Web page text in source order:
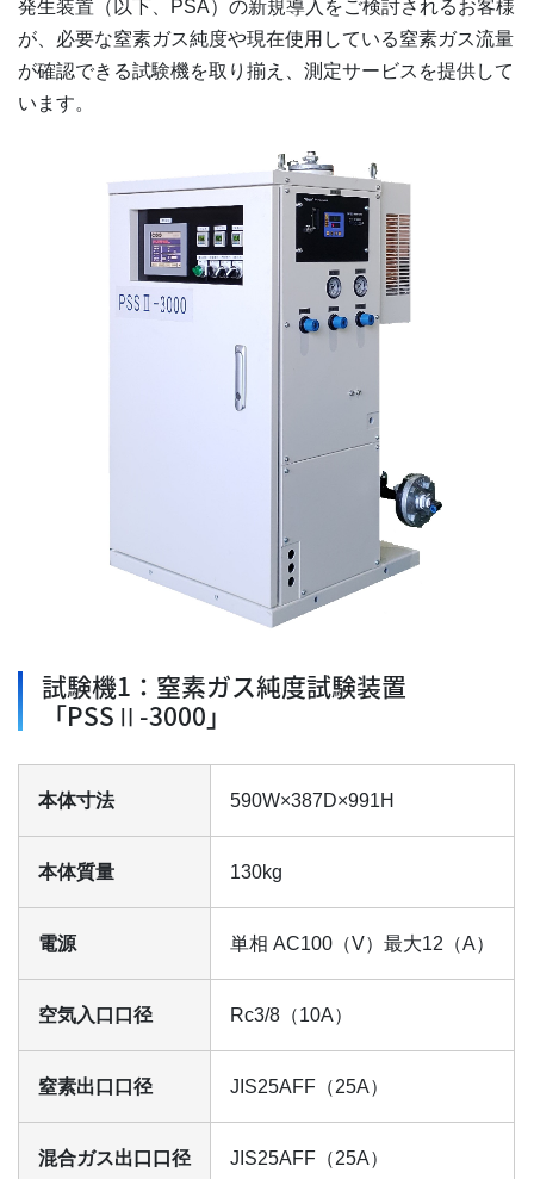
発生装置（以下、PSA）の新規導入をご検討されるお客様
が、必要な窒素ガス純度や現在使用している窒素ガス流量
が確認できる試験機を取り揃え、測定サービスを提供して
います。
試験機1：窒素ガス純度試験装置
「PSSⅡ-3000」
本体寸法 590W×387D×991H
本体質量 130kg
電源 単相 AC100（V）最大12（A）
空気入口口径 Rc3/8（10A）
窒素出口口径 JIS25AFF（25A）
混合ガス出口口径 JIS25AFF（25A）